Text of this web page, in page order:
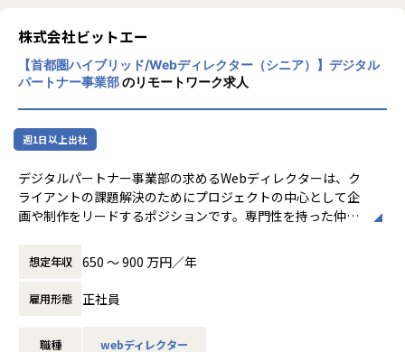
マートシティに関連するテクノロジーの社会実装支援および
技術開発支援（事業推進/事務局/PMO）を対応。
【業務の変更の範囲】
が深刻化しています。これらの社会課題に対処するため、サ
ステナビリティ推進や技術革新などが求められています。GX
（グリーントランスフォーメーション）は脱炭素化を通じて
は移動の最適化で地域間格差の解消や持続可能な都市環境の
らに拡大が見込まれています。
当社のBPO（ビジネスプロセスアウトソーシング）は、世の
の改善まで行い、お客様の生産性を最大限に向上させてきま
した。私たちはその経験と実績を活かし、サステナビリティ
推進領域で成長が見込まれるGX・ドローン・MaaSの分野に
おいて、コンサルティングやBPOサービスを提供していま
持続可能な社会の実現に貢献していきます。
ムの企画・開発は勿論、外販向けもプライム
案件を担当しています。自社には、リサーチ
＆ディベロップメントを専門に行っている統
括部があり、最新技術を他部署が手掛けてい
る案件で利用できないかを検討したり、自社
IT領域、新エネルギー業界に特化したもの、
またセールス、Webマーケティングに特化し
たアウトソーシングを展開しています。
■ヒト領域
ォーマンス最大化に貢献することを目的とし
株式会社ビットエー
【首都圏ハイブリッド/Webディレクター（シニア）】デジタル
パートナー事業部のリモートワーク求人
週1日以上出社
デジタルパートナー事業部の求めるWebディレクターは、ク
ライアントの課題解決のためにプロジェクトの中心として企
画や制作をリードするポジションです。専門性を持った仲間
成長を牽引してくれる方を募集します。
※変更範囲：全ての業務への配置転換あり
＜主な業務＞
・要件定義・設計
想定年収 650 〜 900 万円／年
雇用形態 正社員
職種 webディレクター